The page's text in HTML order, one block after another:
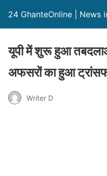
24 GhanteOnline | News
यूपी में शुरू हुआ
अफसरों का हुआ
Writer D